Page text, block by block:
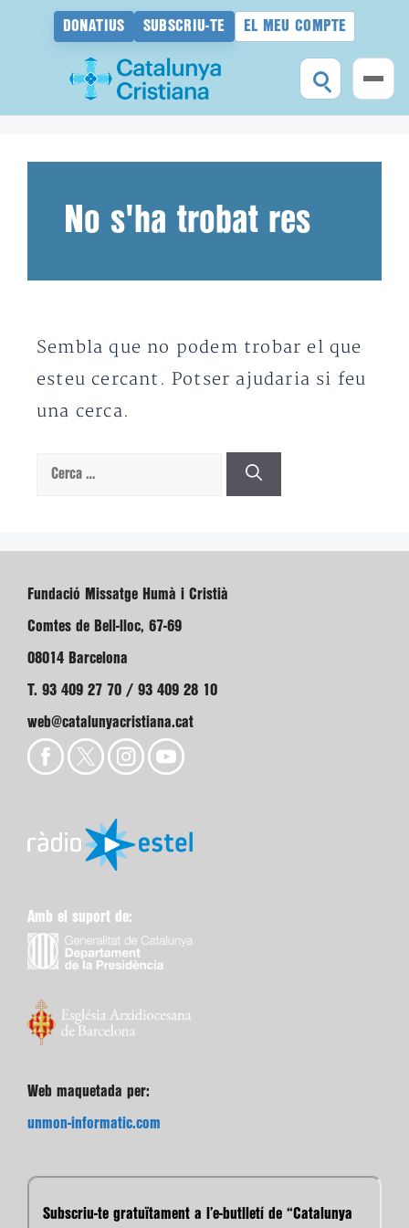
DONATIUS SUBSCRIU-TE EL MEU COMPTE
No s'ha trobat res
Sembla que no podem trobar el que
esteu cercant. Potser ajudaria si feu
una cerca.
Cerca:
Fundació Missatge Humà i Cristià
Comtes de Bell-lloc, 67-69
08014 Barcelona
T. 93 409 27 70 / 93 409 28 10
web@catalunyacristiana.cat
Amb el suport de:
Web maquetada per:
unmon-informatic.com
Subscriu-te gratuïtament a l’e-butlletí de “Catalunya